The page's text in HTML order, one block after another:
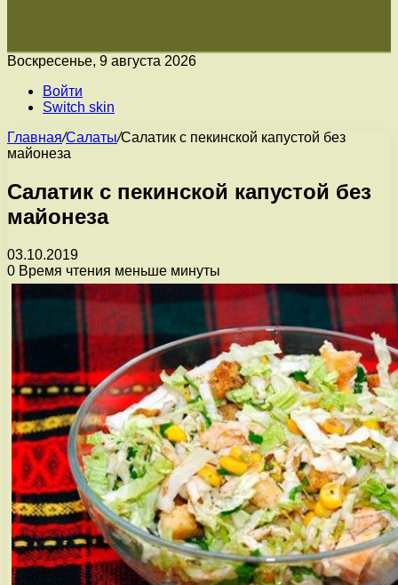
Воскресенье, 9 августа 2026
Войти
Switch skin
Главная/Салаты/Салатик с пекинской капустой без
майонеза
Салатик с пекинской капустой без
майонеза
03.10.2019
0 Время чтения меньше минуты